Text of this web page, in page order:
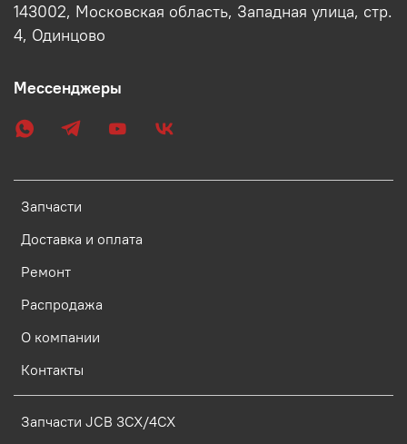
Запчасти
Доставка и оплата
Ремонт
Распродажа
О компании
Контакты
Запчасти JCB 3CX/4CX
143002, Московская область, Западная улица, стр.
4, Одинцово
Мессенджеры